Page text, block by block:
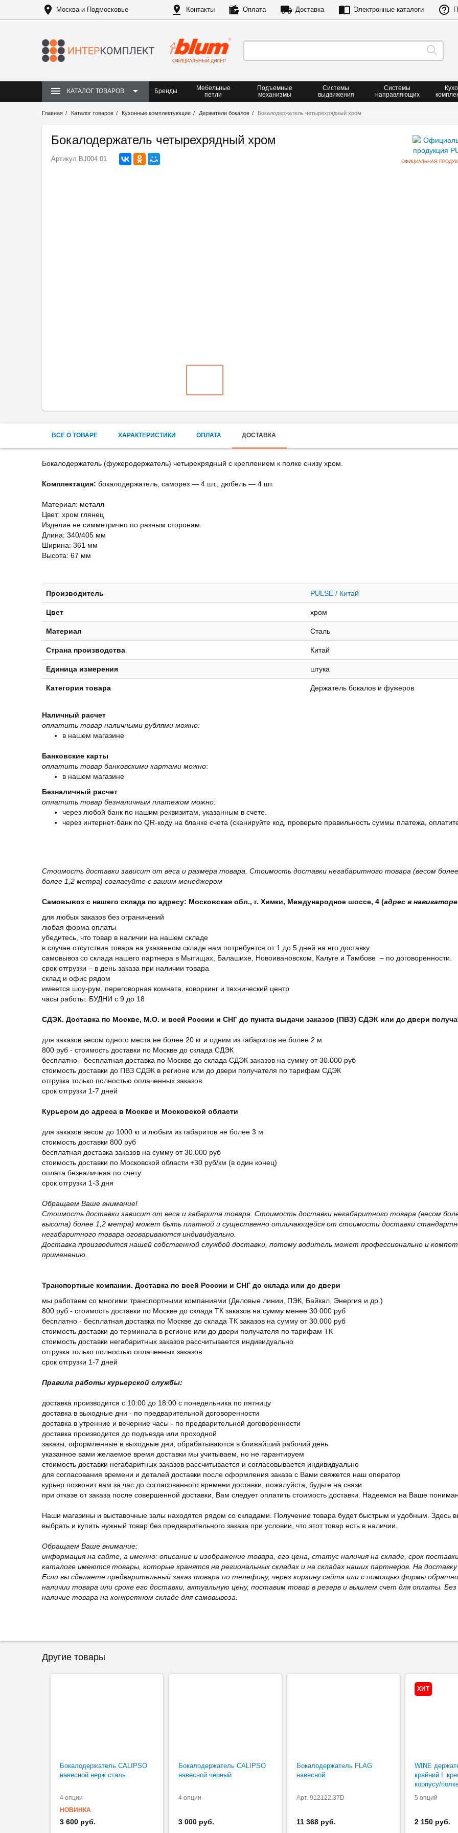
Москва и Подмосковье Контакты Оплата Доставка Электронные каталоги
ОФИЦИАЛЬНЫЙ ДИЛЕР
КАТАЛОГ ТОВАРОВ Бренды
Мебельные
петли
Подъемные
механизмы
Системы
выдвижения
Системы
направляющих
Главная Каталог товаров Кухонные комплектующие Держатели бокалов Бокалодержатель четырехрядный хром
Бокалодержатель четырехрядный хром
ОФИЦИАЛЬНАЯ
Артикул BJ004 01
ВСЕ О ТОВАРЕ ХАРАКТЕРИСТИКИ ОПЛАТА ДОСТАВКА
Бокалодержатель (фужеродержатель) четырехрядный с креплением к полке снизу хром.
Комплектация: бокалодержатель, саморез — 4 шт., дюбель — 4 шт.
Материал: металл
Цвет: хром глянец
Изделие не симметрично по разным сторонам.
Длина: 340/405 мм
Ширина: 361 мм
Высота: 67 мм
Производитель PULSE / Китай
Цвет хром
Материал Сталь
Страна производства Китай
Единица измерения штука
Категория товара Держатель бокалов и фужеров
Наличный расчет
оплатить товар наличными рублями можно:
в нашем магазине
Банковские карты
оплатить товар банковскими картами можно:
в нашем магазине
Безналичный расчет
оплатить товар безналичным платежом можно:
через любой банк по нашим реквизитам, указанным в счете.
через интернет-банк по QR-коду на бланке счета (сканируйте код, проверьте правильность суммы платежа,
Стоимость доставки зависит от веса и размера товара. Стоимость доставки негабаритного товара (весом
более 1,2 метра) согласуйте с вашим менеджером
Самовывоз с нашего склада по адресу: Московская обл., г. Химки, Международное шоссе, 4 (адрес в
для любых заказов без ограничений
любая форма оплаты
убедитесь, что товар в наличии на нашем складе
в случае отсутствия товара на указанном складе нам потребуется от 1 до 5 дней на его доставку
самовывоз со склада нашего партнера в Мытищах, Балашихе, Новоивановском, Калуге и Тамбове – по договоренности.
срок отгрузки – в день заказа при наличии товара
склад и офис рядом
имеется шоу-рум, переговорная комната, коворкинг и технический центр
часы работы: БУДНИ с 9 до 18
СДЭК. Доставка по Москве, М.О. и всей России и СНГ до пункта выдачи заказов (ПВЗ) СДЭК или до двери
для заказов весом одного места не более 20 кг и одним из габаритов не более 2 м
800 руб - стоимость доставки по Москве до склада СДЭК
бесплатно - бесплатная доставка по Москве до склада СДЭК заказов на сумму от 30.000 руб
стоимость доставки до ПВЗ СДЭК в регионе или до двери получателя по тарифам СДЭК
отгрузка только полностью оплаченных заказов
срок отгрузки 1-7 дней
Курьером до адреса в Москве и Московской области
для заказов весом до 1000 кг и любым из габаритов не более 3 м
стоимость доставки 800 руб
бесплатная доставка заказов на сумму от 30.000 руб
стоимость доставки по Московской области +30 руб/км (в один конец)
оплата безналичная по счету
срок отгрузки 1-3 дня
Обращаем Ваше внимание!
Стоимость доставки зависит от веса и габарита товара. Стоимость доставки негабаритного товара (весом
высота) более 1,2 метра) может быть платной и существенно отличающейся от стоимости доставки
негабаритного товара оговариваются индивидуально.
Доставка производится нашей собственной службой доставки, потому водитель может профессионально и
применению.
Транспортные компании. Доставка по всей России и СНГ до склада или до двери
мы работаем со многими транспортными компаниями (Деловые линии, ПЭК, Байкал, Энергия и др.)
800 руб - стоимость доставки по Москве до склада ТК заказов на сумму менее 30.000 руб
бесплатно - бесплатная доставка по Москве до склада ТК заказов на сумму от 30.000 руб
стоимость доставки до терминала в регионе или до двери получателя по тарифам ТК
стоимость доставки негабаритных заказов рассчитывается индивидуально
отгрузка только полностью оплаченных заказов
срок отгрузки 1-7 дней
Правила работы курьерской службы:
доставка производится с 10:00 до 18:00 с понедельника по пятницу
доставка в выходные дни - по предварительной договоренности
доставка в утренние и вечерние часы - по предварительной договоренности
доставка производится до подъезда или проходной
заказы, оформленные в выходные дни, обрабатываются в ближайший рабочий день
указанное вами желаемое время доставки мы учитываем, но не гарантируем
стоимость доставки негабаритных заказов рассчитывается и согласовывается индивидуально
для согласования времени и деталей доставки после оформления заказа с Вами свяжется наш оператор
курьер позвонит вам за час до согласованного времени доставки, пожалуйста, будьте на связи
при отказе от заказа после совершенной доставки, Вам следует оплатить стоимость доставки. Надеемся на Ваше
Наши магазины и выставочные залы находятся рядом со складами. Получение товара будет быстрым и удобным. Здесь
выбрать и купить нужный товар без предварительного заказа при условии, что этот товар есть в наличии.
Обращаем Ваше внимание:
информация на сайте, а именно: описание и изображение товара, его цена, статус наличия на складе, срок
каталоге имеются товары, которые хранятся на региональных складах и на складах наших партнеров. На
Если вы сделаете предварительный заказ товара по телефону, через корзину сайта или с помощью формы
наличии товара или сроке его доставки, актуальную цену, поставим товар в резерв и вышлем счет для оплаты.
наличие товара на конкретном складе для самовывоза.
Другие товары
Бокалодержатель CALIPSO
навесной нерж.сталь
4 опции
НОВИНКА
3 600 руб.
Бокалодержатель CALIPSO
навесной черный
4 опции
3 000 руб.
Бокалодержатель FLAG
навесной
Арт. 912122.37D
11 368 руб.
ХИТ
WINE
крайний L
корпусу/
5 опций
2 150 руб.